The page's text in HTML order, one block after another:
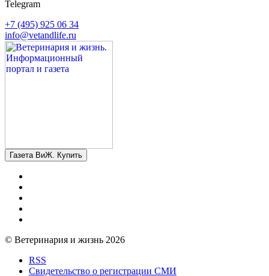
Telegram
+7 (495) 925 06 34
info@vetandlife.ru
Газета ВиЖ. Купить
© Ветеринария и жизнь 2026
RSS
Свидетельство о регистрации СМИ